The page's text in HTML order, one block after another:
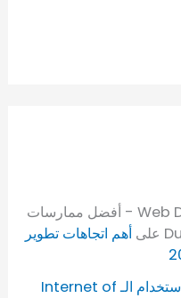
Web Development Best Practices - أفضل ممارسات
علىأهم اتجاهات تطوير
كيفية استخدام الـ Internet of